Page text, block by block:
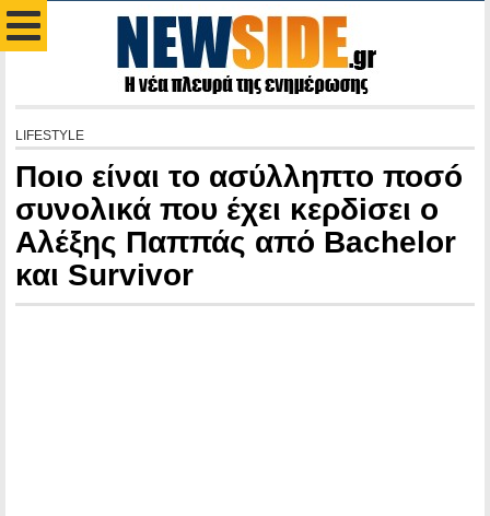
LIFESTYLE
Ποιο είναι το ασύλληπτο ποσó
συνολικά που έχει κερδiσει ο
Αλέξης Παππάς από Bachelor
και Survivor